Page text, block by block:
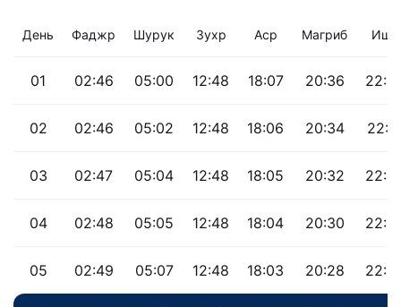
День Фаджр Шурук Зухр Аср Магриб Иша
01 02:46 05:00 12:48 18:07 20:36
02 02:46 05:02 12:48 18:06 20:34
03 02:47 05:04 12:48 18:05 20:32
04 02:48 05:05 12:48 18:04 20:30
05 02:49 05:07 12:48 18:03 20:28